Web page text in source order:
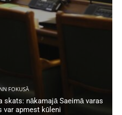
FOKUSĀ
skats: nākamajā Saeimā varas
var apmest kūleni